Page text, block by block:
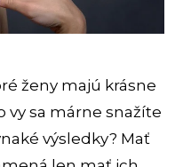
ženy majú krásne
vy sa márne snažíte
výsledky? Mať